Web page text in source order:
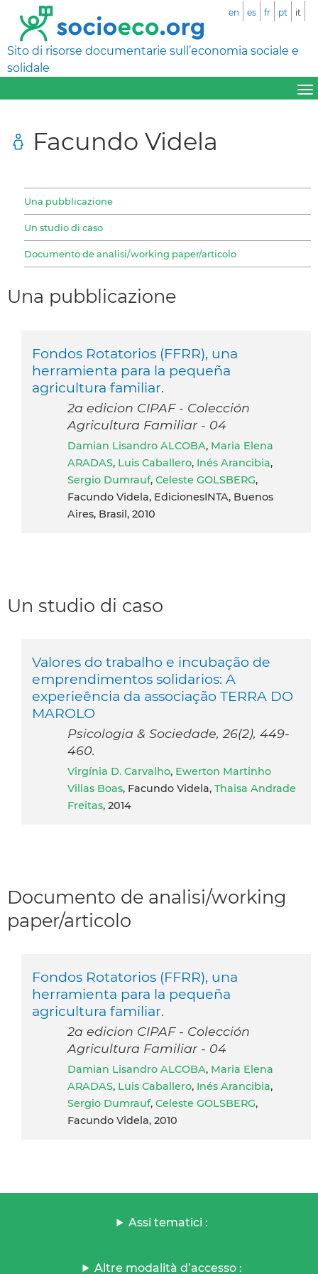
Sito di risorse documentarie sull’economia sociale e
solidale
en es fr pt it
Facundo Videla
Una pubblicazione
Un studio di caso
Documento de analisi/working paper/articolo
Una pubblicazione
Fondos Rotatorios (FFRR), una
herramienta para la pequeña
agricultura familiar.
2a edicion CIPAF - Colección
Agricultura Familiar - 04
Damian Lisandro ALCOBA, Maria Elena
ARADAS, Luis Caballero, Inés Arancibia,
Sergio Dumrauf, Celeste GOLSBERG,
Facundo Videla, EdicionesINTA, Buenos
Aires, Brasil, 2010
Un studio di caso
Valores do trabalho e incubação de
emprendimentos solidarios: A
experieência da associação TERRA DO
MAROLO
Psicologia & Sociedade, 26(2), 449-
460.
Virgínia D. Carvalho, Ewerton Martinho
Villas Boas, Facundo Videla, Thaisa Andrade
Freitas, 2014
Documento de analisi/working
paper/articolo
Fondos Rotatorios (FFRR), una
herramienta para la pequeña
agricultura familiar.
2a edicion CIPAF - Colección
Agricultura Familiar - 04
Damian Lisandro ALCOBA, Maria Elena
ARADAS, Luis Caballero, Inés Arancibia,
Sergio Dumrauf, Celeste GOLSBERG,
Facundo Videla, 2010
Assi tematici :
Altre modalità d’accesso :